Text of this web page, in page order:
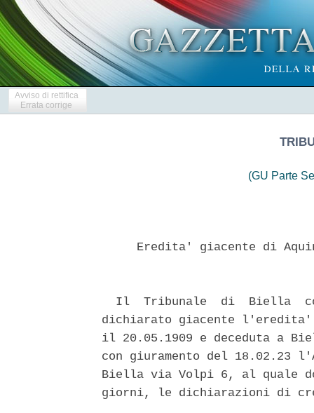
Avviso di rettifica
Errata corrige
(GU Parte
Eredita' giacente di
Il  Tribunale  di  Biella
dichiarato giacente l'eredita'
il 20.05.1909 e deceduta a
con giuramento del
Biella via Volpi 6, al quale
giorni, le dichiarazioni di